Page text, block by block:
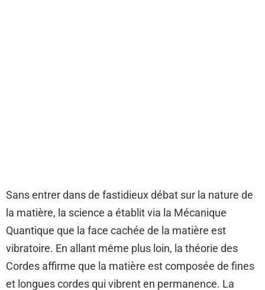
Sans entrer dans de fastidieux débat sur la nature de
la matière, la science a établit via la Mécanique
Quantique que la face cachée de la matière est
vibratoire. En allant même plus loin, la théorie des
Cordes affirme que la matière est composée de fines
et longues cordes qui vibrent en permanence. La